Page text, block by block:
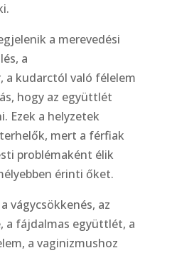
a merevedési
a
a kudarctól való félelem
hogy az együttlét
Ezek a helyzetek
mert a férfiak
problémaként élik
érinti őket.
vágycsökkenés, az
a fájdalmas együttlét, a
a vaginizmushoz